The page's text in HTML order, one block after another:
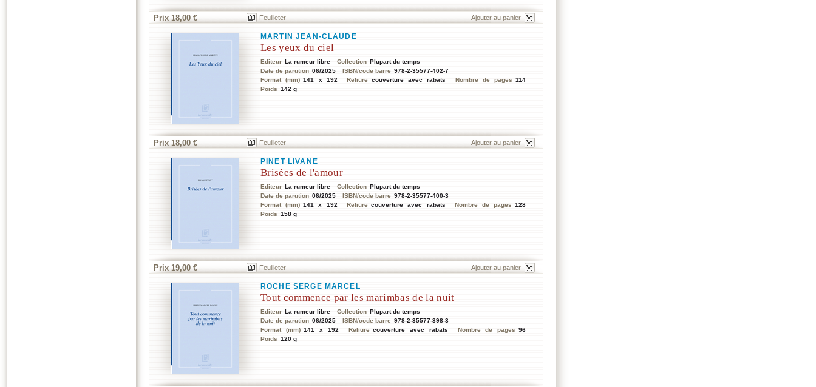
Prix 18,00 € Feuilleter
MARTIN JEAN-CLAUDE
Les yeux du ciel
Editeur La rumeur libre Collection Plupart du temps
Date de parution 06/2025 ISBN/code barre 978-2-35577-402-7
Format (mm) 141 x 192 Reliure couverture avec rabats Nombre de pages 114
Poids 142 g
Prix 18,00 € Feuilleter
PINET LIVANE
Brisées de l'amour
Editeur La rumeur libre Collection Plupart du temps
Date de parution 06/2025 ISBN/code barre 978-2-35577-400-3
Format (mm) 141 x 192 Reliure couverture avec rabats Nombre de pages 128
Poids 158 g
Prix 19,00 € Feuilleter
ROCHE SERGE MARCEL
Tout commence par les marimbas de la nuit
Editeur La rumeur libre Collection Plupart du temps
Date de parution 06/2025 ISBN/code barre 978-2-35577-398-3
Format (mm) 141 x 192 Reliure couverture avec rabats Nombre de pages 96
Poids 120 g